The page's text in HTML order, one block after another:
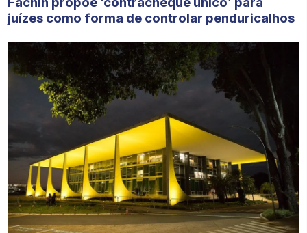
juízes como forma de controlar penduricalhos